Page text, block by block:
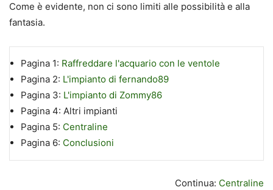
Come è evidente, non ci sono limiti alle possibilità e alla
fantasia.
Pagina 1: Raffreddare l'acquario con le ventole
Pagina 2: L'impianto di fernando89
Pagina 3: L'impianto di Zommy86
Pagina 4: Altri impianti
Pagina 5: Centraline
Pagina 6: Conclusioni
Continua: Centraline